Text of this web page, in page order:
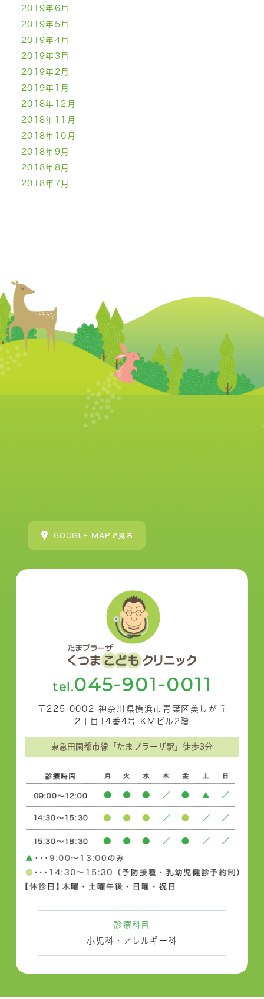
2019年6月
2019年5月
2019年4月
2019年3月
2019年2月
2019年1月
2018年12月
2018年11月
2018年10月
2018年9月
2018年8月
2018年7月
tel.045-901-0011
〒225-0002 神奈川県横浜市青葉区美しが丘
2丁目14番4号 KMビル2階
東急田園都市線「たまプラーザ駅」徒歩3分
診療科目
小児科・アレルギー科